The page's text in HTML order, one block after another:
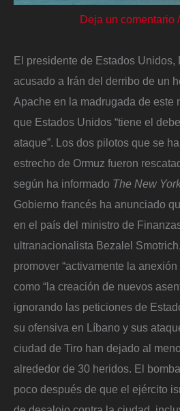
Deja un comentario /
El presidente de Estados Unidos,
acusado a Irán del derribo de un
Apache en la madrugada de este
que Estados Unidos “tiene el
ataque”. Los dos pilotos que se
estrecho de Ormuz fueron
según ha informado The New
Gobierno francés ha anunciado
en el país del ministro de
ultranacionalista Bezalel
promover “activamente la
como “la creación de nuevos
ignorando las peticiones de
su ofensiva en Líbano y sus
ciudad de Tiro han dejado al
alrededor de 30 heridos. El
poco después de que el ejército